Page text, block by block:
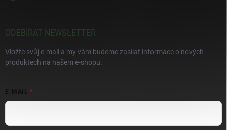
ODEBÍRAT NEWSLETTER
Vložte svůj e-mail a my vám budeme zasílat informace o nových
produktech na našem e-shopu.
E-MAIL